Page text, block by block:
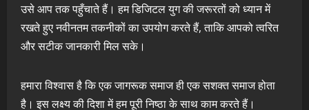
उसे आप तक पहुँचाते हैं। हम डिजिटल युग की जरूरतों को ध्यान में
रखते हुए नवीनतम तकनीकों का उपयोग करते हैं, ताकि आपको त्वरित
और सटीक जानकारी मिल सके।
हमारा विश्वास है कि एक जागरूक समाज ही एक सशक्त समाज होता
है। इस लक्ष्य की दिशा में हम पूरी निष्ठा के साथ काम करते हैं।